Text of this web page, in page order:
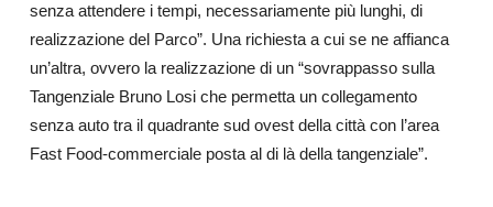
senza attendere i tempi, necessariamente più lunghi, di
realizzazione del Parco”. Una richiesta a cui se ne affianca
un’altra, ovvero la realizzazione di un “sovrappasso sulla
Tangenziale Bruno Losi che permetta un collegamento
senza auto tra il quadrante sud ovest della città con l’area
Fast Food-commerciale posta al di là della tangenziale”.